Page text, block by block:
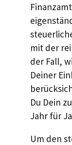
mit der
der Fall,
Deiner
Du Dein
Jahr für
Um den